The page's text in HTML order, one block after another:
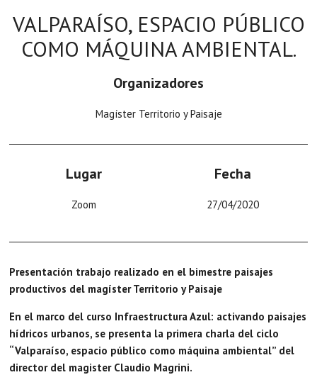
VALPARAÍSO, ESPACIO PÚBLICO
COMO MÁQUINA AMBIENTAL.
Organizadores
Magíster Territorio y Paisaje
Lugar
Zoom
Fecha
27/04/2020
Presentación trabajo realizado en el bimestre paisajes
productivos del magíster Territorio y Paisaje
En el marco del curso Infraestructura Azul: activando paisajes
hídricos urbanos, se presenta la primera charla del ciclo
“Valparaíso, espacio público como máquina ambiental” del
director del magister Claudio Magrini.